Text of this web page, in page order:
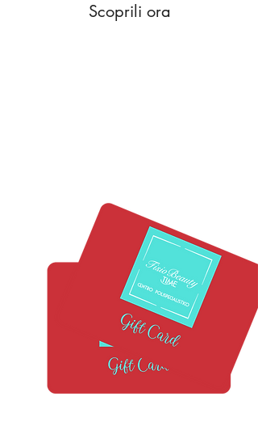
Scoprili ora